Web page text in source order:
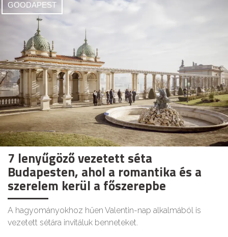
GOODAPEST
7 lenyűgöző vezetett séta
Budapesten, ahol a romantika és a
szerelem kerül a főszerepbe
A hagyományokhoz hűen Valentin-nap alkalmából is
vezetett sétára invitáluk benneteket.